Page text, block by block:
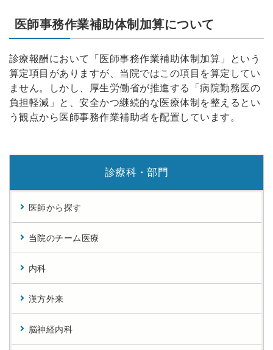
医師事務作業補助体制加算について
診療報酬において「医師事務作業補助体制加算」という
算定項目がありますが、当院ではこの項目を算定してい
ません。しかし、厚生労働省が推進する「病院勤務医の
負担軽減」と、安全かつ継続的な医療体制を整えるとい
う観点から医師事務作業補助者を配置しています。
診療科・部門
医師から探す
当院のチーム医療
内科
漢方外来
脳神経内科